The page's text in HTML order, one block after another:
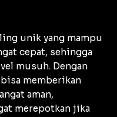
unik yang mampu
cepat, sehingga
musuh. Dengan
bisa memberikan
aman,
merepotkan jika